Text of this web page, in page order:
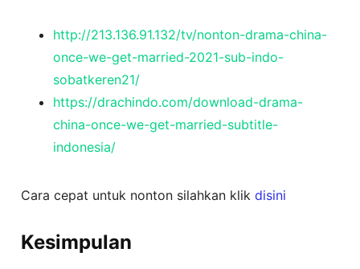
http://213.136.91.132/tv/nonton-drama-china-
once-we-get-married-2021-sub-indo-
sobatkeren21/
https://drachindo.com/download-drama-
china-once-we-get-married-subtitle-
indonesia/
Cara cepat untuk nonton silahkan klikdisini
Kesimpulan